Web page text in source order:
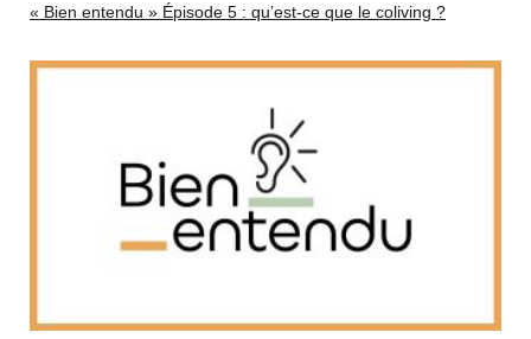
« Bien entendu » Épisode 5 : qu’est-ce que le coliving ?